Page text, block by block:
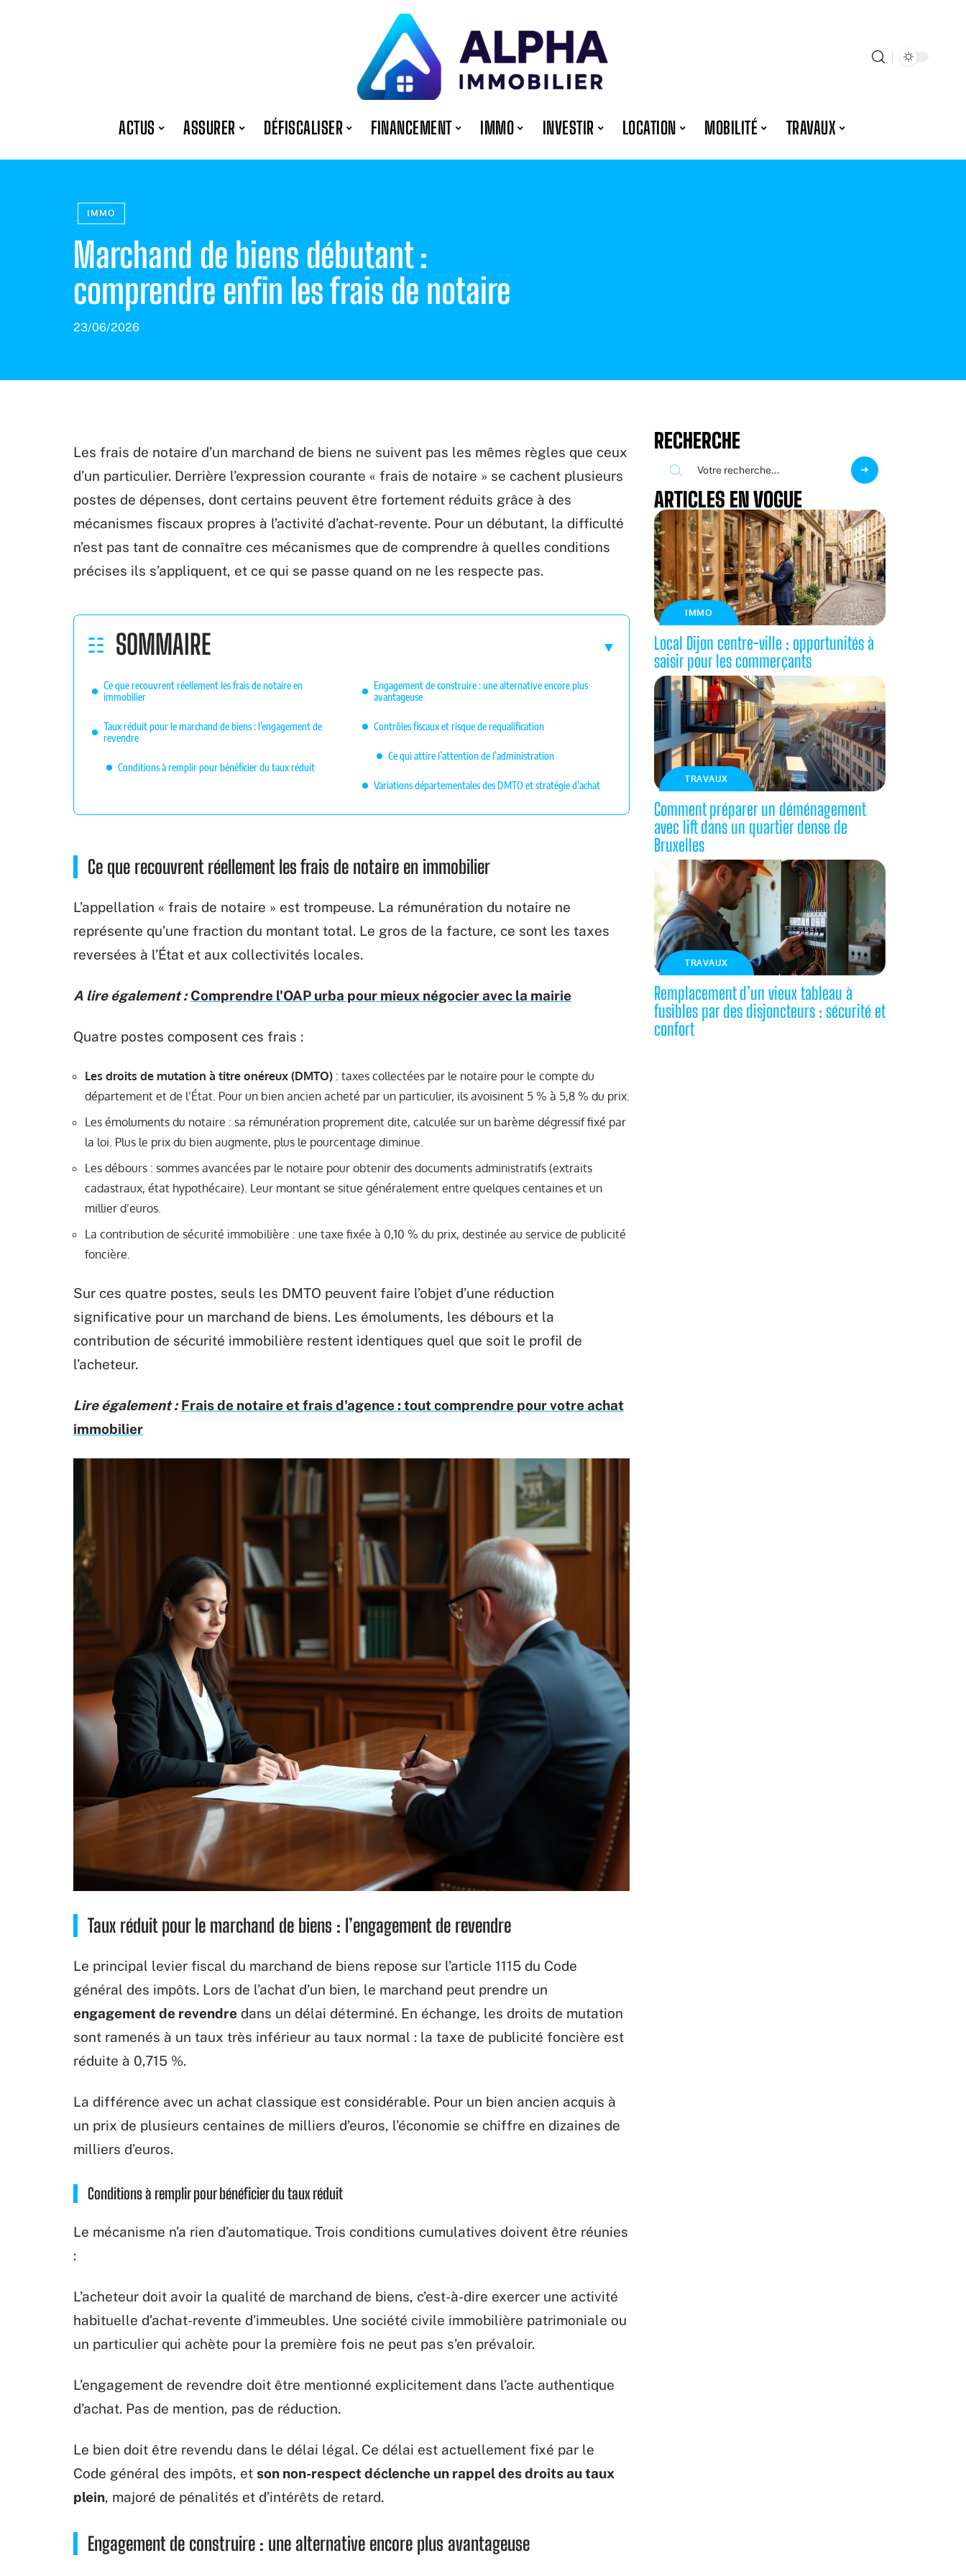
ACTUS ASSURER DÉFISCALISER FINANCEMENT IMMO INVESTIR LOCATION MOBILITÉ TRAVAUX
IMMO
Marchand de biens débutant :
comprendre enfin les frais de notaire
23/06/2026
Les frais de notaire d’un marchand de biens ne suivent pas les mêmes règles que ceux
d’un particulier. Derrière l’expression courante « frais de notaire » se cachent plusieurs
postes de dépenses, dont certains peuvent être fortement réduits grâce à des
mécanismes fiscaux propres à l’activité d’achat-revente. Pour un débutant, la difficulté
n’est pas tant de connaître ces mécanismes que de comprendre à quelles conditions
précises ils s’appliquent, et ce qui se passe quand on ne les respecte pas.
SOMMAIRE
Ce que recouvrent réellement les frais de notaire en
immobilier
Taux réduit pour le marchand de biens : l’engagement de
revendre
Conditions à remplir pour bénéficier du taux réduit
Engagement de construire : une alternative encore plus
avantageuse
Contrôles fiscaux et risque de requalification
Ce qui attire l’attention de l’administration
Variations départementales des DMTO et stratégie d’achat
Ce que recouvrent réellement les frais de notaire en immobilier
L’appellation « frais de notaire » est trompeuse. La rémunération du notaire ne
représente qu’une fraction du montant total. Le gros de la facture, ce sont les taxes
reversées à l’État et aux collectivités locales.
A lire également : Comprendre l'OAP urba pour mieux négocier avec la mairie
Quatre postes composent ces frais :
Les droits de mutation à titre onéreux (DMTO) : taxes collectées par le notaire pour le compte du
département et de l’État. Pour un bien ancien acheté par un particulier, ils avoisinent 5 % à 5,8 % du prix.
Les émoluments du notaire : sa rémunération proprement dite, calculée sur un barème dégressif fixé par
la loi. Plus le prix du bien augmente, plus le pourcentage diminue.
Les débours : sommes avancées par le notaire pour obtenir des documents administratifs (extraits
cadastraux, état hypothécaire). Leur montant se situe généralement entre quelques centaines et un
millier d’euros.
La contribution de sécurité immobilière : une taxe fixée à 0,10 % du prix, destinée au service de publicité
foncière.
Sur ces quatre postes, seuls les DMTO peuvent faire l’objet d’une réduction
significative pour un marchand de biens. Les émoluments, les débours et la
contribution de sécurité immobilière restent identiques quel que soit le profil de
l’acheteur.
Lire également : Frais de notaire et frais d'agence : tout comprendre pour votre achat
immobilier
Taux réduit pour le marchand de biens : l’engagement de revendre
Le principal levier fiscal du marchand de biens repose sur l’article 1115 du Code
général des impôts. Lors de l’achat d’un bien, le marchand peut prendre un
engagement de revendre dans un délai déterminé. En échange, les droits de mutation
sont ramenés à un taux très inférieur au taux normal : la taxe de publicité foncière est
réduite à 0,715 %.
La différence avec un achat classique est considérable. Pour un bien ancien acquis à
un prix de plusieurs centaines de milliers d’euros, l’économie se chiffre en dizaines de
milliers d’euros.
Conditions à remplir pour bénéficier du taux réduit
Le mécanisme n’a rien d’automatique. Trois conditions cumulatives doivent être réunies
:
L’acheteur doit avoir la qualité de marchand de biens, c’est-à-dire exercer une activité
habituelle d’achat-revente d’immeubles. Une société civile immobilière patrimoniale ou
un particulier qui achète pour la première fois ne peut pas s’en prévaloir.
L’engagement de revendre doit être mentionné explicitement dans l’acte authentique
d’achat. Pas de mention, pas de réduction.
Le bien doit être revendu dans le délai légal. Ce délai est actuellement fixé par le
Code général des impôts, et son non-respect déclenche un rappel des droits au taux
plein, majoré de pénalités et d’intérêts de retard.
Engagement de construire : une alternative encore plus avantageuse
RECHERCHE
ARTICLES EN VOGUE
IMMO
Local Dijon centre-ville : opportunités à
saisir pour les commerçants
TRAVAUX
Comment préparer un déménagement
avec lift dans un quartier dense de
Bruxelles
TRAVAUX
Remplacement d’un vieux tableau à
fusibles par des disjoncteurs : sécurité et
confort